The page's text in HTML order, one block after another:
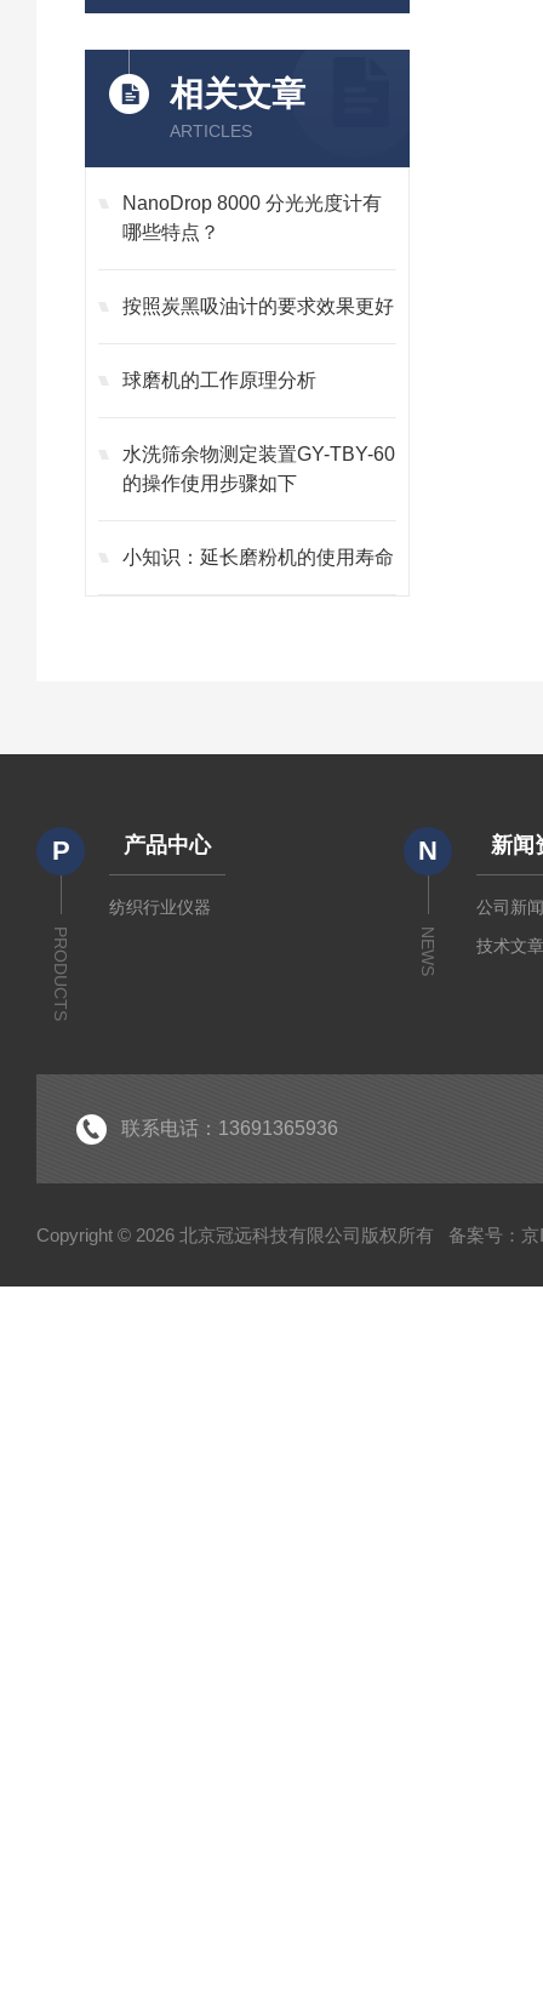
相关文章
ARTICLES
NanoDrop 8000 分光光度计有
哪些特点？
按照炭黑吸油计的要求效果更好
球磨机的工作原理分析
水洗筛余物测定装置GY-TBY-60
的操作使用步骤如下
小知识：延长磨粉机的使用寿命
P
PRODUCTS
产品中心
纺织行业仪器
N
NEWS
新闻
公司新
技术文
联系电话：13691365936
Copyright © 2026 北京冠远科技有限公司版权所有 备案号：